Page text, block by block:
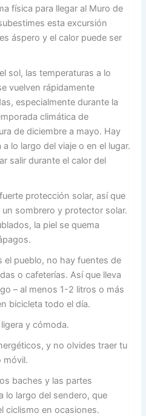
física para llegar al Muro de
esta excursión
áspero y el calor puede ser
sol, las temperaturas a lo
vuelven rápidamente
especialmente durante la
climática de
de diciembre a mayo. Hay
lo largo del viaje o en el lugar.
salir durante el calor del
protección solar, así que
un sombrero y protector solar.
la piel se quema
el pueblo, no hay fuentes de
o cafeterías. Así que lleva
– al menos 1-2 litros o más
bicicleta todo el día.
y cómoda.
y no olvides traer tu
móvil.
baches y las partes
lo largo del sendero, que
ciclismo en ocasiones.